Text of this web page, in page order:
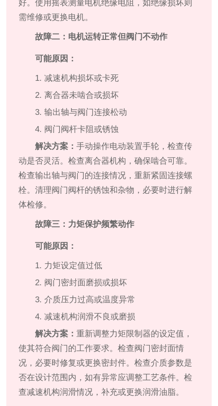
好。使用摇表测量电机绝缘电阻，如绝缘损坏则
需维修或更换电机。
故障二：电机运转正常但阀门不动作
可能原因：
1. 减速机构损坏或卡死
2. 离合器未啮合或损坏
3. 输出轴与阀门连接松动
4. 阀门阀杆卡阻或锈蚀
解决方案：手动操作电动装置手轮，检查传
动是否灵活。检查离合器机构，确保啮合可靠。
检查输出轴与阀门的连接情况，重新紧固连接螺
栓。清理阀门阀杆的锈蚀和杂物，必要时进行解
体检修。
故障三：力矩保护频繁动作
可能原因：
1. 力矩设定值过低
2. 阀门密封面磨损或损坏
3. 介质压力过高或温度异常
4. 减速机构润滑不良或磨损
解决方案：重新调整力矩限制器的设定值，
使其符合阀门的工作要求。检查阀门密封面情
况，必要时修复或更换密封件。检查介质参数是
否在设计范围内，如有异常应调整工艺条件。检
查减速机构润滑情况，补充或更换润滑油脂。